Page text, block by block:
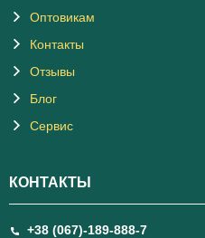
Оптовикам
Контакты
Отзывы
Блог
Сервис
КОНТАКТЫ
+38 (067)-189-888-7